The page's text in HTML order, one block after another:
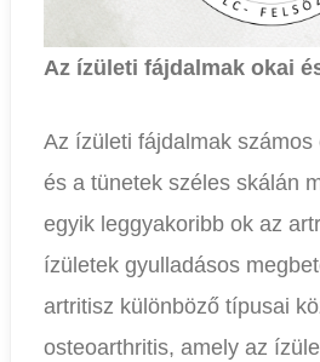
Az ízületi fájdalmak okai
Az ízületi fájdalmak számos
és a tünetek széles skálán
egyik leggyakoribb ok az
ízületek gyulladásos
artritisz különböző típusai
osteoarthritis, amely az